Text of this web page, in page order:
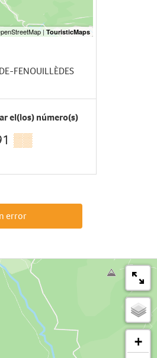
FENOUILLÈDES
el(los) número(s)
▒▒
error
+